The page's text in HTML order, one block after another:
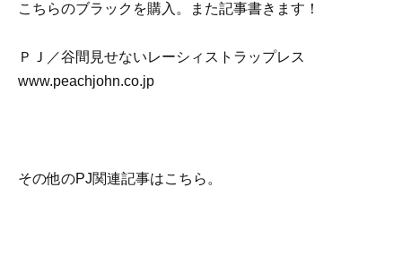
こちらのブラックを購入。また記事書きます！
ＰＪ／谷間見せないレーシィストラップレス
www.peachjohn.co.jp
その他のPJ関連記事はこちら。